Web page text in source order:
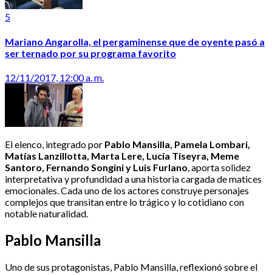
5
Mariano Angarolla, el pergaminense que de oyente pasó a
ser ternado por su programa favorito
12/11/2017, 12:00 a. m.
El elenco, integrado por Pablo Mansilla, Pamela Lombari,
Matías Lanzillotta, Marta Lere, Lucía Tiseyra, Meme
Santoro, Fernando Songini y Luis Furlano, aporta solidez
interpretativa y profundidad a una historia cargada de matices
emocionales. Cada uno de los actores construye personajes
complejos que transitan entre lo trágico y lo cotidiano con
notable naturalidad.
Pablo Mansilla
Uno de sus protagonistas, Pablo Mansilla, reflexionó sobre el